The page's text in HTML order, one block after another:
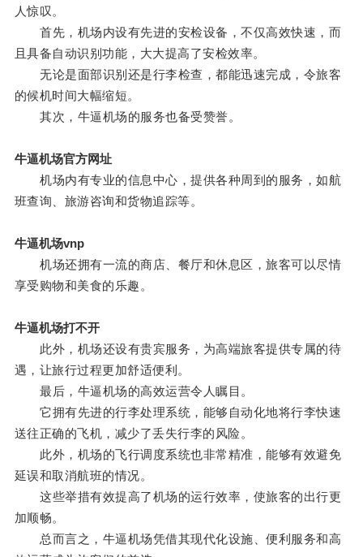
人惊叹。
首先，机场内设有先进的安检设备，不仅高效快速，而
且具备自动识别功能，大大提高了安检效率。
无论是面部识别还是行李检查，都能迅速完成，令旅客
的候机时间大幅缩短。
其次，牛逼机场的服务也备受赞誉。
牛逼机场官方网址
机场内有专业的信息中心，提供各种周到的服务，如航
班查询、旅游咨询和货物追踪等。
牛逼机场vnp
机场还拥有一流的商店、餐厅和休息区，旅客可以尽情
享受购物和美食的乐趣。
牛逼机场打不开
此外，机场还设有贵宾服务，为高端旅客提供专属的待
遇，让旅行过程更加舒适便利。
最后，牛逼机场的高效运营令人瞩目。
它拥有先进的行李处理系统，能够自动化地将行李快速
送往正确的飞机，减少了丢失行李的风险。
此外，机场的飞行调度系统也非常精准，能够有效避免
延误和取消航班的情况。
这些举措有效提高了机场的运行效率，使旅客的出行更
加顺畅。
总而言之，牛逼机场凭借其现代化设施、便利服务和高